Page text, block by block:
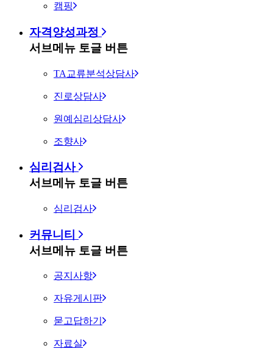
캠핑
자격양성과정
서브메뉴 토글 버튼
TA교류분석상담사
진로상담사
원예심리상담사
조향사
심리검사
서브메뉴 토글 버튼
심리검사
커뮤니티
서브메뉴 토글 버튼
공지사항
자유게시판
묻고답하기
자료실